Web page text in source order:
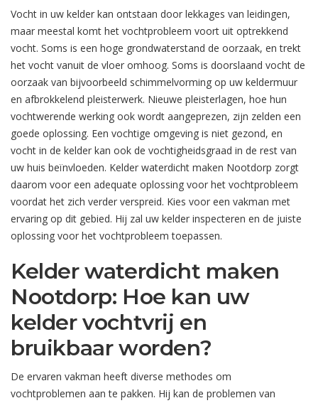
Vocht in uw kelder kan ontstaan door lekkages van leidingen,
maar meestal komt het vochtprobleem voort uit optrekkend
vocht. Soms is een hoge grondwaterstand de oorzaak, en trekt
het vocht vanuit de vloer omhoog. Soms is doorslaand vocht de
oorzaak van bijvoorbeeld schimmelvorming op uw keldermuur
en afbrokkelend pleisterwerk. Nieuwe pleisterlagen, hoe hun
vochtwerende werking ook wordt aangeprezen, zijn zelden een
goede oplossing. Een vochtige omgeving is niet gezond, en
vocht in de kelder kan ook de vochtigheidsgraad in de rest van
uw huis beïnvloeden. Kelder waterdicht maken Nootdorp zorgt
daarom voor een adequate oplossing voor het vochtprobleem
voordat het zich verder verspreid. Kies voor een vakman met
ervaring op dit gebied. Hij zal uw kelder inspecteren en de juiste
oplossing voor het vochtprobleem toepassen.
Kelder waterdicht maken
Nootdorp: Hoe kan uw
kelder vochtvrij en
bruikbaar worden?
De ervaren vakman heeft diverse methodes om
vochtproblemen aan te pakken. Hij kan de problemen van